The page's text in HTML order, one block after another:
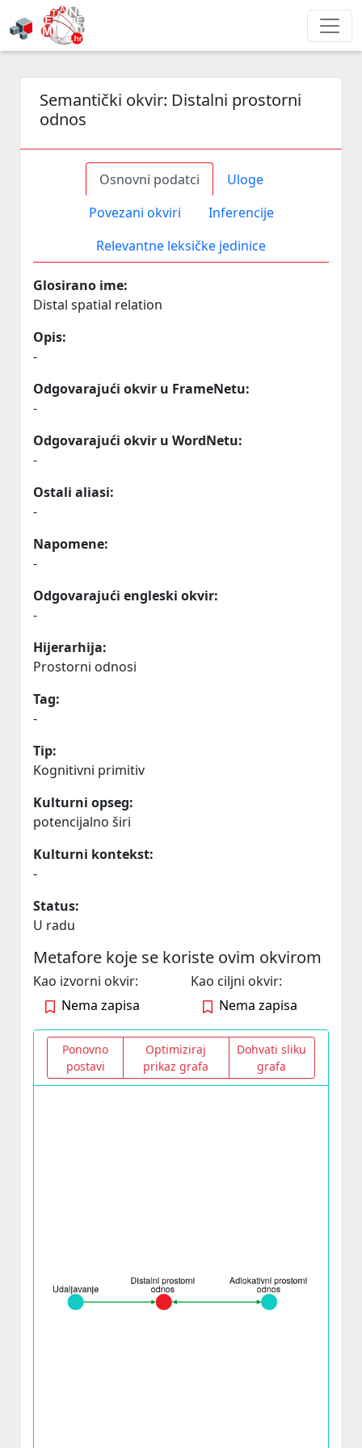
Semantički okvir: Distalni prostorni
odnos
Osnovni podatci
Uloge
Povezani okviri
Inferencije
Relevantne leksičke jedinice
Glosirano ime:
Distal spatial relation
Opis:
-
Odgovarajući okvir u FrameNetu:
-
Odgovarajući okvir u WordNetu:
-
Ostali aliasi:
-
Napomene:
-
Odgovarajući engleski okvir:
-
Hijerarhija:
Prostorni odnosi
Tag:
-
Tip:
Kognitivni primitiv
Kulturni opseg:
potencijalno širi
Kulturni kontekst:
-
Status:
U radu
Metafore koje se koriste ovim okvirom
Kao izvorni okvir:
Nema zapisa
Kao ciljni okvir:
Nema zapisa
Ponovno
postavi
Optimiziraj
prikaz grafa
Dohvati sliku
grafa